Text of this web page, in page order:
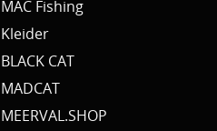
MAC Fishing
Kleider
BLACK CAT
MADCAT
MEERVAL.SHOP